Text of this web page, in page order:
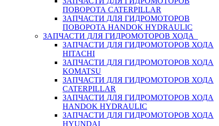
ПОВОРОТА CATERPILLAR
ЗАПЧАСТИ ДЛЯ ГИДРОМОТОРОВ
ПОВОРОТА HANDOK HYDRAULIC
ЗАПЧАСТИ ДЛЯ ГИДРОМОТОРОВ ХОДА
ЗАПЧАСТИ ДЛЯ ГИДРОМОТОРОВ ХОДА
HITACHI
ЗАПЧАСТИ ДЛЯ ГИДРОМОТОРОВ ХОДА
KOMATSU
ЗАПЧАСТИ ДЛЯ ГИДРОМОТОРОВ ХОДА
CATERPILLAR
ЗАПЧАСТИ ДЛЯ ГИДРОМОТОРОВ ХОДА
HANDOK HYDRAULIC
ЗАПЧАСТИ ДЛЯ ГИДРОМОТОРОВ ХОДА
HYUNDAI